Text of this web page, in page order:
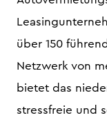
über 150
Netzwerk von
bietet das
stressfreie und